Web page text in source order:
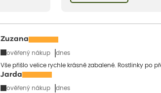
Zuzana
ověřený nákup dnes
Vše přišlo velice rychle krásně zabalené. Rostlinky po
Jarda
ověřený nákup dnes